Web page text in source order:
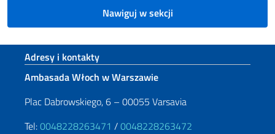
Nawiguj w sekcji
Footer section
Adresy i kontakty
Ambasada Włoch w Warszawie
Plac Dabrowskiego, 6 – 00055 Varsavia
Tel:0048228263471 /0048228263472